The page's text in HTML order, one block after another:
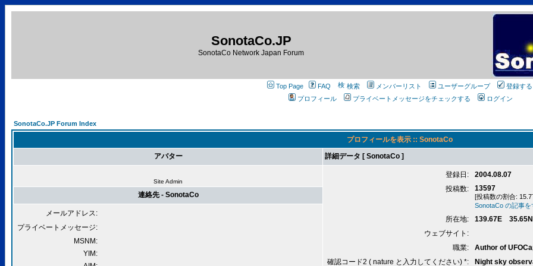
SonotaCo.JP
SonotaCo Network Japan Forum
Top Page FAQ 検索 メンバーリスト ユーザーグループ
登録する
プロフィール
プライベートメッセージをチェックする ログイン
SonotaCo.JP Forum Index
プロフィールを表示 :: SonotaCo
アバター
詳細データ [ SonotaCo ]
Site Admin
登録日:
2004.08.07
投稿数:
13597
[投稿数の割合:
SonotaCo の記事
所在地:
139.67E 35.65N
ウェブサイト:
職業:
Author of
確認コード2 ( nature と入力してください) *:
Night sky
連絡先 - SonotaCo
メールアドレス:
プライベートメッセージ:
MSNM:
YIM: